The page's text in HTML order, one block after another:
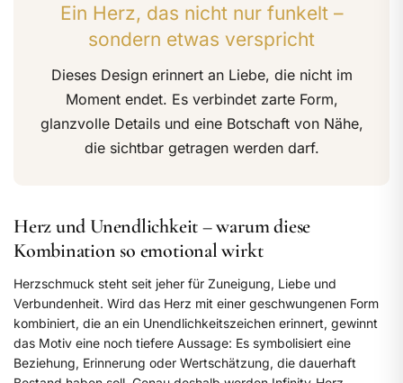
Ein Herz, das nicht nur funkelt –
sondern etwas verspricht
Dieses Design erinnert an Liebe, die nicht im
Moment endet. Es verbindet zarte Form,
glanzvolle Details und eine Botschaft von Nähe,
die sichtbar getragen werden darf.
Herz und Unendlichkeit – warum diese
Kombination so emotional wirkt
Herzschmuck steht seit jeher für Zuneigung, Liebe und
Verbundenheit. Wird das Herz mit einer geschwungenen Form
kombiniert, die an ein Unendlichkeitszeichen erinnert, gewinnt
das Motiv eine noch tiefere Aussage: Es symbolisiert eine
Beziehung, Erinnerung oder Wertschätzung, die dauerhaft